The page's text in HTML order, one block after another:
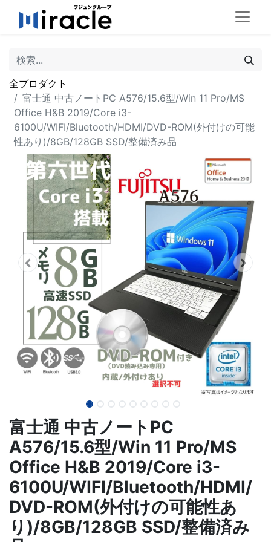
全プロダクト
富士通 中古ノートPC A576/15.6型/Win 11 Pro/MS
Office H&B 2019/Core i3-
6100U/WIFI/Bluetooth/HDMI/DVD-ROM(外付けの可能
性あり)/8GB/128GB SSD/整備済み品
富士通 中古ノートPC
A576/15.6型/Win 11 Pro/MS
Office H&B 2019/Core i3-
6100U/WIFI/Bluetooth/HDMI/
DVD-ROM(外付けの可能性あ
り)/8GB/128GB SSD/整備済み